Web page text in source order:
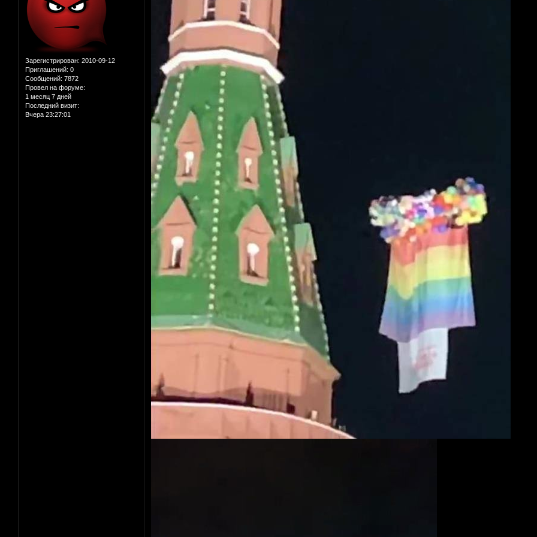
Зарегистрирован: 2010-09-12
Приглашений: 0
Сообщений: 7872
Провел на форуме:
1 месяц 7 дней
Последний визит:
Вчера 23:27:01